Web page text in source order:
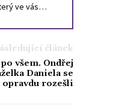
ve vás
článek
všem. Ondřej
Daniela se
opravdu rozešli